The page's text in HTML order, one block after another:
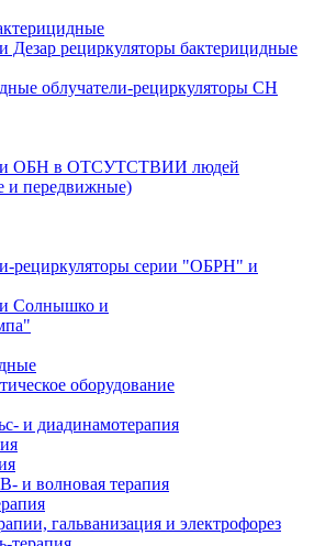
Дезар рециркуляторы бактерицидные
облучатели-рециркуляторы СН
ОБН в ОТСУТСТВИИ людей
и передвижные)
рециркуляторы серии "ОБРН" и
Солнышко и
оборудование
и диадинамотерапия
волновая терапия
гальванизация и электрофорез